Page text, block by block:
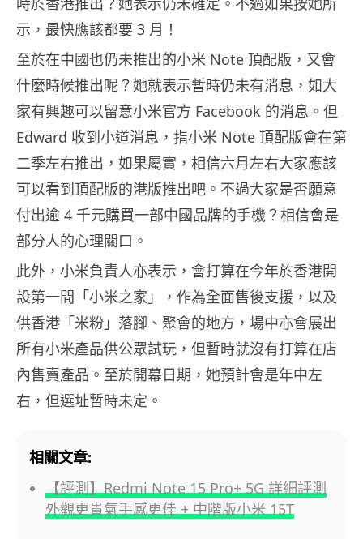
示，最快應該都要 3 月！
至於在中國也仍未推出的小米 Note 頂配版，又會
什麼時候推出呢？她就表示暫時仍未有消息，如大
家有興趣可以留意小米官方 Facebook 的消息。但
Edward 收到小道消息，指小米 Note 頂配版會在第
二季左右推出，如果屬實，相信六月左右大家應該
可以看到頂配版的港版推出吧。不過大家是否願意
付出逾 4 千元購買一部中國品牌的手機？相信會是
部分人的心理關口。
此外，小米負責人亦表示，會打算在今年於香港開
設第一間「小米之家」，作為全面售後支援，以及
供香港「米粉」落腳、聚會的地方，場中亦會展出
所有小米產品供公眾試玩，但暫時就沒有打算在店
內售賣產品。至於開幕日期，她預計會是年中左
右，但選址暫時未定。
相關文章:
【評測】Redmi Note 15 Pro+ 5G 詳細評測
外觀更貴氣手感更佳 + 中階版小米 15T